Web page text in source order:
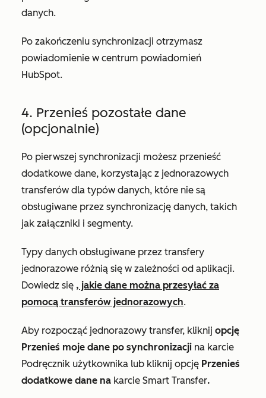
danych.
Po zakończeniu synchronizacji otrzymasz
powiadomienie w centrum powiadomień
HubSpot.
4. Przenieś pozostałe dane
(opcjonalnie)
Po pierwszej synchronizacji możesz przenieść
dodatkowe dane, korzystając z jednorazowych
transferów dla typów danych, które nie są
obsługiwane przez synchronizację danych, takich
jak załączniki i segmenty.
Typy danych obsługiwane przez transfery
jednorazowe różnią się w zależności od aplikacji.
Dowiedz się , jakie dane można przesyłać za
pomocą transferów jednorazowych.
Aby rozpocząć jednorazowy transfer, kliknij opcję
Przenieś moje dane po synchronizacji na karcie
Podręcznik użytkownika lub kliknij opcję Przenieś
dodatkowe dane na karcie Smart Transfer.